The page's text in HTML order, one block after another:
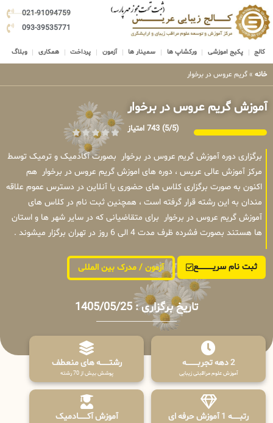
021-91094759
093-39535771
کالج پکیج اموزشی ورکشاپ ها سمینار ها آزمون پرداخت همکاری وبلاگ
خانه » گریم عروس در برخوار
آموزش گریم عروس در برخوار
(5/5) 743 امتیاز
برگزاری دوره آموزش گریم عروس در برخوار بصورت آکادمیک و ترمیک توسط
مرکز آموزش عالی عریس ، دوره های اموزش گریم عروس در برخوار هم
اکنون به صورت برگزاری کلاس های حضوری یا آنلاین در دسترس عموم علاقه
مندان به این رشته قرار گرفته است ، همچنین ثبت نام در کلاس های
آموزش گریم عروس در برخوار برای متقاضیانی که در سایر شهر ها و استان
ها هستند بصورت فشرده ظرف مدت 4 الی 6 روز در تهران برگزار میشوند .
ثبت نام سریــــــــــــع آزمون / مدرک بین المللی
تاریخ برگزاری : 1405/05/25
2 دهه تجربـــــــــه
آموزش علوم مراقبتی زیبایی
رشتـــــــه های منعطف
پوشش بیش از 70 رشته
رتبــــــه 1 آموزش حرفه ای آموزش آکـــــــادمیک